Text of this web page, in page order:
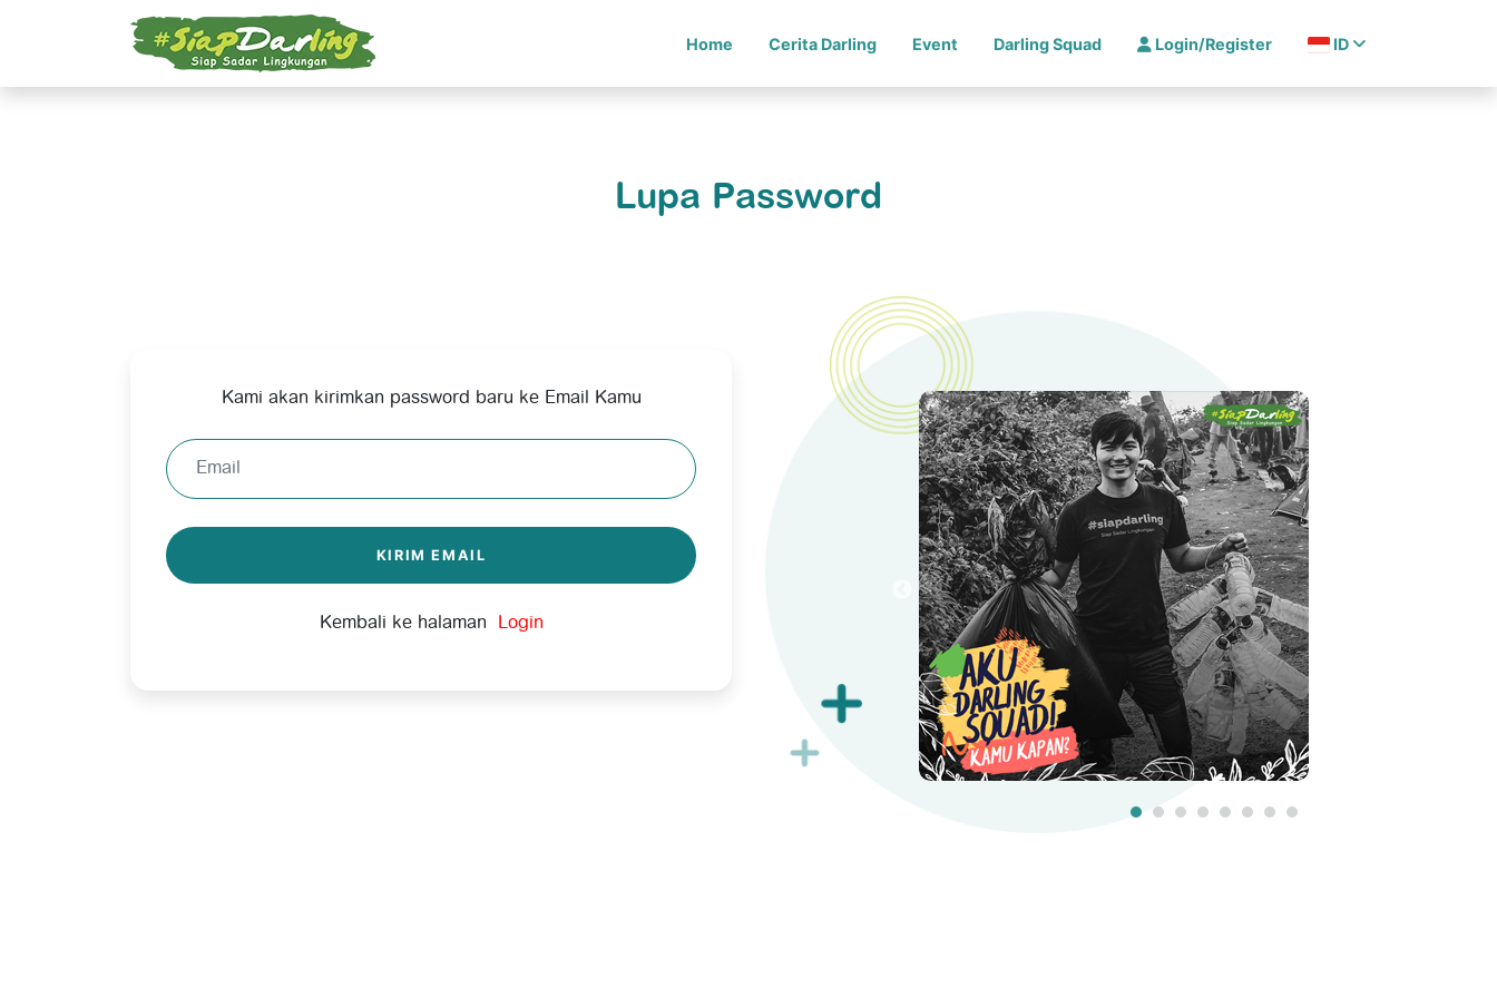
Home Cerita Darling Event Darling Squad Login/Register ID
Lupa Password
Kami akan kirimkan password baru ke Email Kamu
KIRIM EMAIL
Kembali ke halaman Login